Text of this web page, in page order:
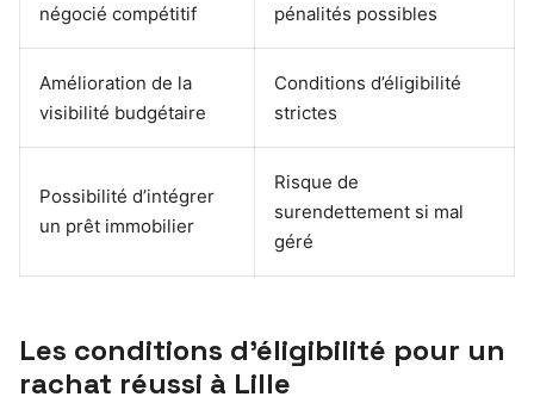
négocié compétitif
pénalités possibles
Amélioration de la
visibilité budgétaire
Conditions d’éligibilité
strictes
Possibilité d’intégrer
un prêt immobilier
Risque de
surendettement si mal
géré
Les conditions d’éligibilité pour un
rachat réussi à Lille